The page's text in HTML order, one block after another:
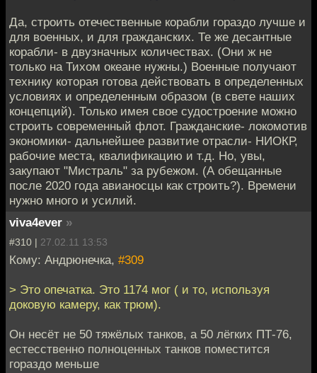
Да, строить отечественные корабли гораздо лучше и
для военных, и для гражданских. Те же десантные
корабли- в двузначных количествах. (Они ж не
только на Тихом океане нужны.) Военные получают
технику которая готова действовать в определенных
условиях и определенным образом (в свете наших
концепций). Только имея свое судостроение можно
строить современный флот. Гражданские- локомотив
экономики- дальнейшее развитие отрасли- НИОКР,
рабочие места, квалификацию и т.д. Но, увы,
закупают "Мистраль" за рубежом. (А обещанные
после 2020 года авианосцы как строить?). Времени
нужно много и усилий.
viva4ever »
#310 | 27.02.11 13:53
Кому: Андрюнечка, #309
> Это опечатка. Это 1174 мог ( и то, используя
доковую камеру, как трюм).
Он несёт не 50 тяжёлых танков, а 50 лёгких ПТ-76,
естесственно полноценных танков поместится
гораздо меньше